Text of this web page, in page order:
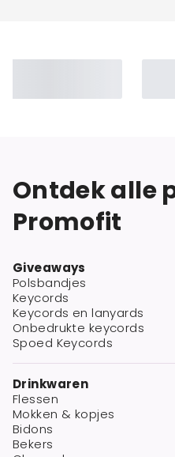
Ontdek alle
Promofit
Giveaways
Polsbandjes
Keycords
Keycords en lanyards
Onbedrukte keycords
Spoed Keycords
Drinkwaren
Flessen
Mokken & kopjes
Bidons
Bekers